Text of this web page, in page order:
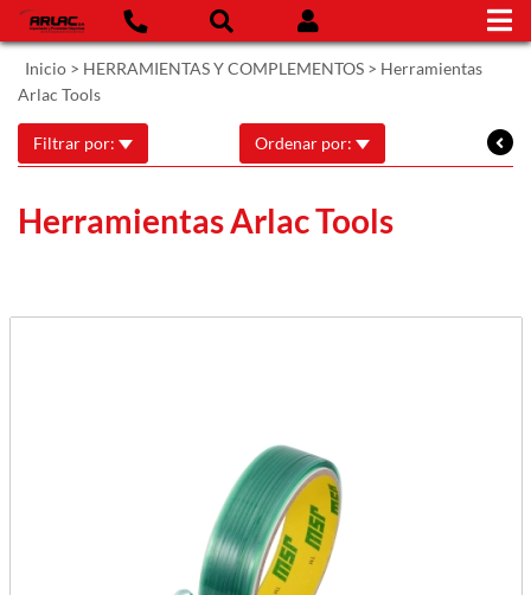
Inicio > HERRAMIENTAS Y COMPLEMENTOS > Herramientas
Arlac Tools
Filtrar por: Ordenar por:
Herramientas Arlac Tools